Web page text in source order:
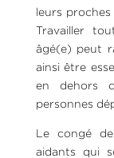
leurs
Travailler
âgé(e) peut
ainsi être
en dehors
personnes
Le congé
aidants qui